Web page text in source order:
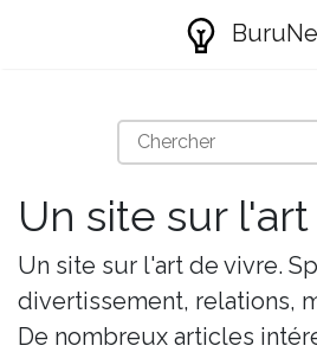
Un site sur
Un site sur l'art de vivre.
divertissement, relations,
De nombreux articles